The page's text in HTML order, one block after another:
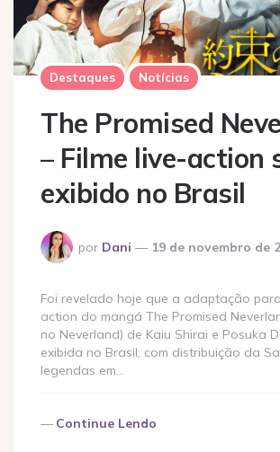
Destaques Notícias
The Promised
– Filme live-action
exibido no Brasil
Postado
por
por Dani 19 de novembro de
Foi revelado hoje que a adaptação
action do mangá The Promised
no Neverland) de Kaiu Shirai e Posuka
exibida no Brasil, com distribuição da
legendas em…
Continue Lendo